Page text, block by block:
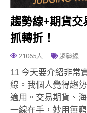
趨勢線+期貨交
抓轉折！
21065人 趨勢線
11 今天要介紹非常
線。我個人覺得趨
適用。交易期貨、
一線在手，妙用無